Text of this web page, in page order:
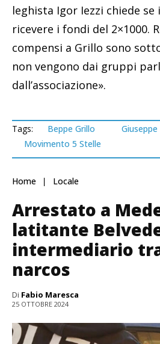
leghista Igor Iezzi chiede se
ricevere i fondi del 2×1000.
compensi a Grillo sono
non vengono dai gruppi
dall’associazione».
Tags: Beppe Grillo
Movimento 5 Stelle
Home Locale
Arrestato a
latitante
intermediario
narcos
Di Fabio Maresca
25 OTTOBRE 2024